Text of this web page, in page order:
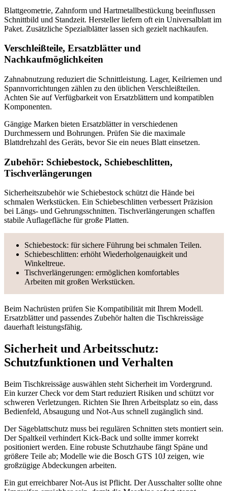
Blattgeometrie, Zahnform und Hartmetallbestückung beeinflussen
Schnittbild und Standzeit. Hersteller liefern oft ein Universalblatt im
Paket. Zusätzliche Spezialblätter lassen sich gezielt nachkaufen.
Verschleißteile, Ersatzblätter und
Nachkaufmöglichkeiten
Zahnabnutzung reduziert die Schnittleistung. Lager, Keilriemen und
Spannvorrichtungen zählen zu den üblichen Verschleißteilen.
Achten Sie auf Verfügbarkeit von Ersatzblättern und kompatiblen
Komponenten.
Gängige Marken bieten Ersatzblätter in verschiedenen
Durchmessern und Bohrungen. Prüfen Sie die maximale
Blattdrehzahl des Geräts, bevor Sie ein neues Blatt einsetzen.
Zubehör: Schiebestock, Schiebeschlitten,
Tischverlängerungen
Sicherheitszubehör wie Schiebestock schützt die Hände bei
schmalen Werkstücken. Ein Schiebeschlitten verbessert Präzision
bei Längs- und Gehrungsschnitten. Tischverlängerungen schaffen
stabile Auflagefläche für große Platten.
Schiebestock: für sichere Führung bei schmalen Teilen.
Schiebeschlitten: erhöht Wiederholgenauigkeit und
Winkeltreue.
Tischverlängerungen: ermöglichen komfortables
Arbeiten mit großen Werkstücken.
Beim Nachrüsten prüfen Sie Kompatibilität mit Ihrem Modell.
Ersatzblätter und passendes Zubehör halten die Tischkreissäge
dauerhaft leistungsfähig.
Sicherheit und Arbeitsschutz:
Schutzfunktionen und Verhalten
Beim Tischkreissäge auswählen steht Sicherheit im Vordergrund.
Ein kurzer Check vor dem Start reduziert Risiken und schützt vor
schweren Verletzungen. Richten Sie Ihren Arbeitsplatz so ein, dass
Bedienfeld, Absaugung und Not-Aus schnell zugänglich sind.
Der Sägeblattschutz muss bei regulären Schnitten stets montiert sein.
Der Spaltkeil verhindert Kick-Back und sollte immer korrekt
positioniert werden. Eine robuste Schutzhaube fängt Späne und
größere Teile ab; Modelle wie die Bosch GTS 10J zeigen, wie
großzügige Abdeckungen arbeiten.
Ein gut erreichbarer Not‑Aus ist Pflicht. Der Ausschalter sollte ohne